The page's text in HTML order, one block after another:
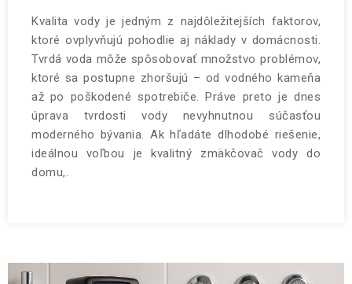
Kvalita vody je jedným z najdôležitejších faktorov,
ktoré ovplyvňujú pohodlie aj náklady v domácnosti.
Tvrdá voda môže spôsobovať množstvo problémov,
ktoré sa postupne zhoršujú – od vodného kameňa
až po poškodené spotrebiče. Práve preto je dnes
úprava tvrdosti vody nevyhnutnou súčasťou
moderného bývania. Ak hľadáte dlhodobé riešenie,
ideálnou voľbou je kvalitný zmäkčovač vody do
domu,.